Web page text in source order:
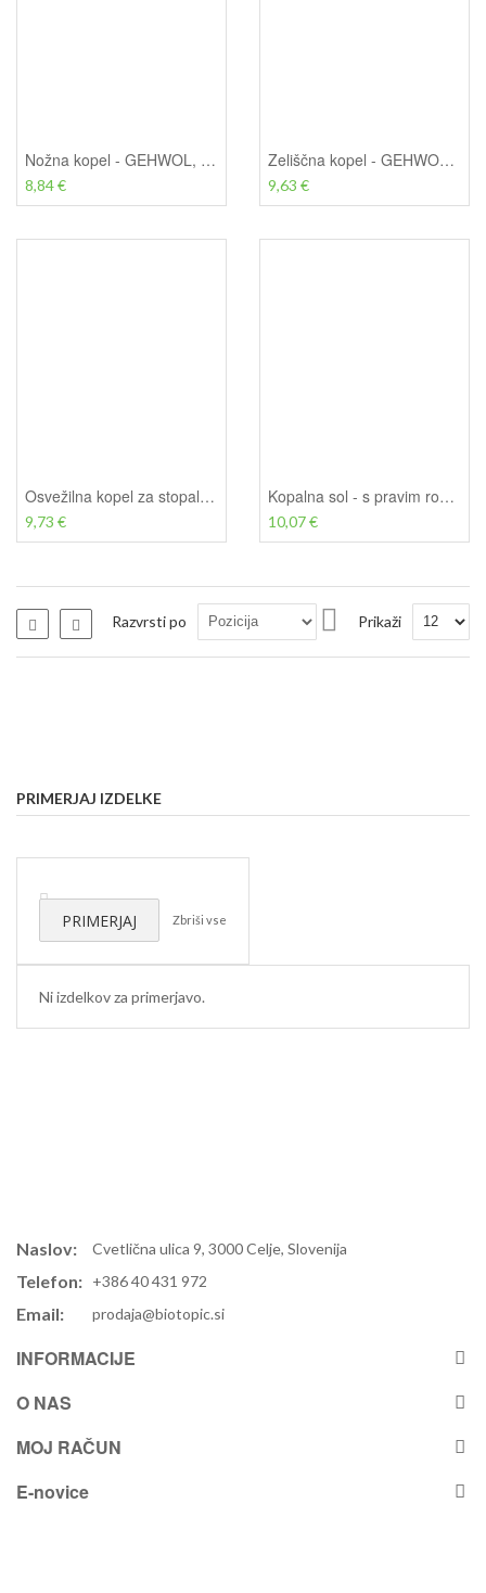
Nožna kopel - GEHWOL, 400g
8,84 €
Zeliščna kopel - GEHWOL Fusskraft, 400g
9,63 €
Osvežilna kopel za stopala - GEHWOL, 330 g
9,73 €
Kopalna sol - s pravim rožmarinovim oljem - GEHWOL, 250 g
10,07 €
Seznam SeznamRazvrsti po
Nastavi
smer
Prikaži
PRIMERJAJ IZDELKE
Odstrani
izdelek
PRIMERJAJ Zbriši vse
Ni izdelkov za primerjavo.
Naslov: Cvetlična ulica 9, 3000 Celje, Slovenija
Telefon: +386 40 431 972
Email: prodaja@biotopic.si
INFORMACIJE
O NAS
MOJ RAČUN
E-novice